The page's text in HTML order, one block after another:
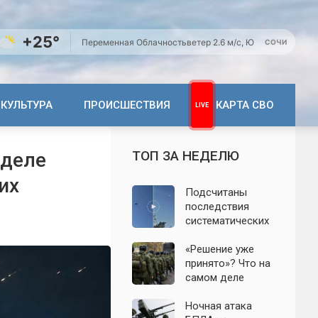
+25° Переменная Облачностьветер 2.6 м/с, Ю СОЧИ
КУЛЬТУРА ПРОИСШЕСТВИЯ КАРТА СВО
ТОП ЗА НЕДЕЛЮ
Подсчитаны
последствия
систематических
Ленинградскую
область: что
известно к 7
«Решение уже
принято»? Что на
самом деле
мобилизации
Ночная атака